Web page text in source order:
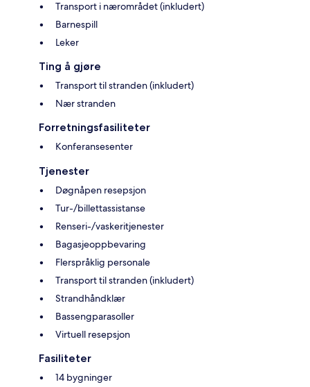
Transport i nærområdet (inkludert)
Barnespill
Leker
Ting å gjøre
Transport til stranden (inkludert)
Nær stranden
Forretningsfasiliteter
Konferansesenter
Tjenester
Døgnåpen resepsjon
Tur-/billettassistanse
Renseri-/vaskeritjenester
Bagasjeoppbevaring
Flerspråklig personale
Transport til stranden (inkludert)
Strandhåndklær
Bassengparasoller
Virtuell resepsjon
Fasiliteter
14 bygninger